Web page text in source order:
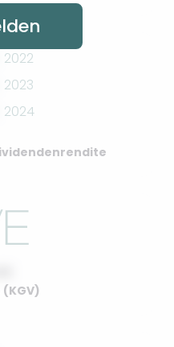
2022
2023
2024